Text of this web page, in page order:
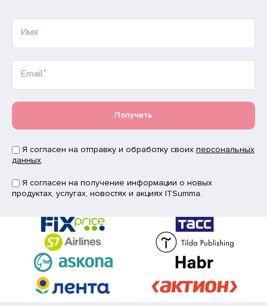
Имя
Email*
Получить
Я согласен на отправку и обработку своих персональных
данных.
Я согласен на получение информации о новых
продуктах, услугах, новостях и акциях ITSumma.